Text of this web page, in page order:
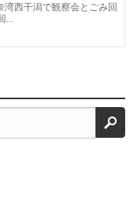
西干潟で観察会とごみ回
...
検